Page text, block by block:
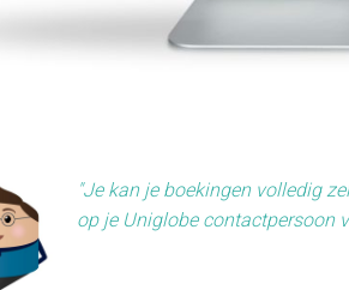
"Je kan je boekingen volledig
op je Uniglobe contactpersoon